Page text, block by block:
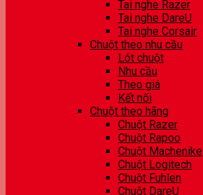
Tai nghe Razer
Tai nghe DareU
Tai nghe Corsair
Chuột theo nhu cầu
Lót chuột
Nhu cầu
Theo giá
Kết nối
Chuột theo hãng
Chuột Razer
Chuột Rapoo
Chuột Machenike
Chuột Logitech
Chuột Fuhlen
Chuột DareU